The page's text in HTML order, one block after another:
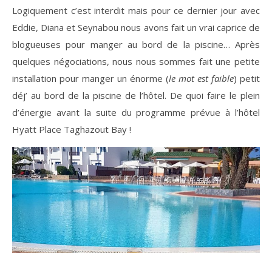
Logiquement c’est interdit mais pour ce dernier jour avec
Eddie, Diana et Seynabou nous avons fait un vrai caprice de
blogueuses pour manger au bord de la piscine… Après
quelques négociations, nous nous sommes fait une petite
installation pour manger un énorme (le mot est faible) petit
déj’ au bord de la piscine de l’hôtel. De quoi faire le plein
d’énergie avant la suite du programme prévue à l’hôtel
Hyatt Place Taghazout Bay !